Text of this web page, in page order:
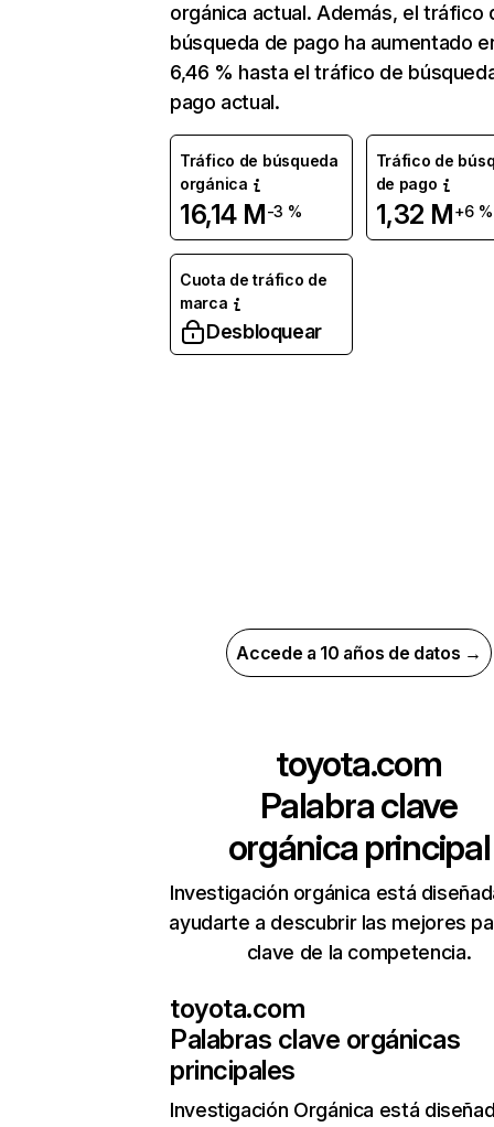
orgánica actual. Además, el tráfico
búsqueda de pago ha aumentado
6,46 % hasta el tráfico de
pago actual.
Tráfico de búsqueda
orgánica
16,14 M-3 %
Tráfico de
de pago
1,32 M+6 %
Cuota de tráfico de
marca
Desbloquear
Accede a 10 años de datos →
toyota.com
Palabra clave
orgánica principal
Investigación orgánica está
ayudarte a descubrir las mejores
clave de la competencia.
toyota.com
Palabras clave orgánicas
principales
Investigación Orgánica está